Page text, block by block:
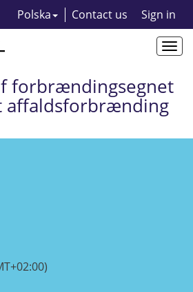
Polska Contact us Sign in
forbrændingsegnet
affaldsforbrænding